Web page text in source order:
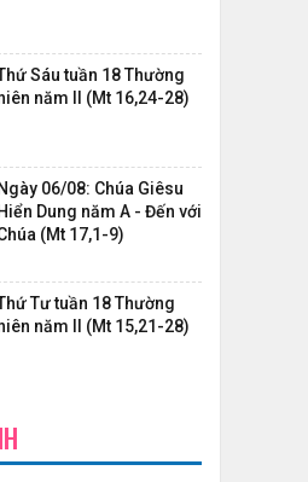
Sáu tuần 18 Thường
năm II (Mt 16,24-28)
Ngày 06/08: Chúa Giêsu
Hiển Dung năm A - Đến với
(Mt 17,1-9)
Tư tuần 18 Thường
năm II (Mt 15,21-28)